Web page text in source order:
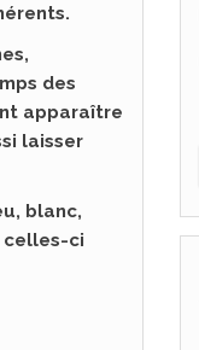
des
apparaître
laisser
blanc,
celles-ci